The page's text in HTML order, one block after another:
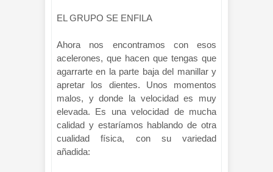
EL GRUPO SE ENFILA
Ahora nos encontramos con esos
acelerones, que hacen que tengas que
agarrarte en la parte baja del manillar y
apretar los dientes. Unos momentos
malos, y donde la velocidad es muy
elevada. Es una velocidad de mucha
calidad y estaríamos hablando de otra
cualidad física, con su variedad
añadida: